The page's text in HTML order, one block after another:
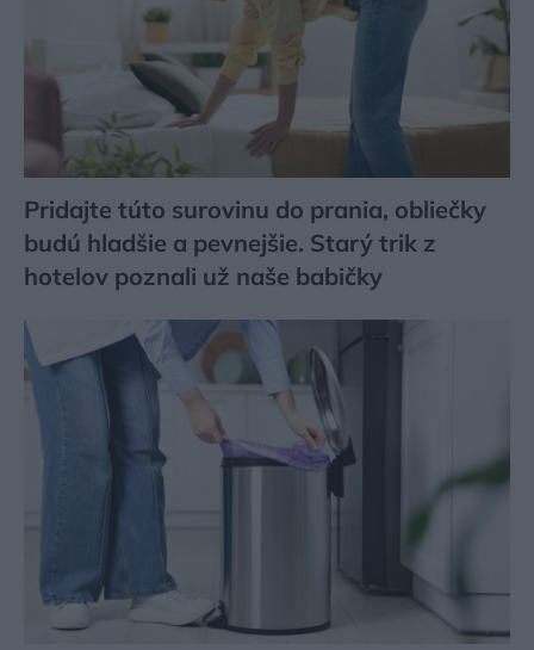
Pridajte túto surovinu do prania, obliečky
budú hladšie a pevnejšie. Starý trik z
hotelov poznali už naše babičky